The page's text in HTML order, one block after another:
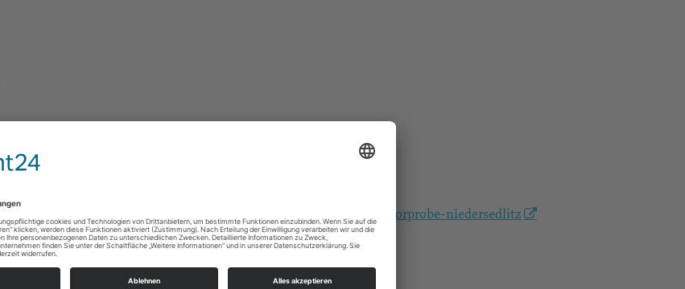
Pfarrer-Schneider-Straße 7
https://landing.churchdesk.com/de/e/39715066/posaunenchorprobe-niedersedlitz
Konzerte/Theater/Musik